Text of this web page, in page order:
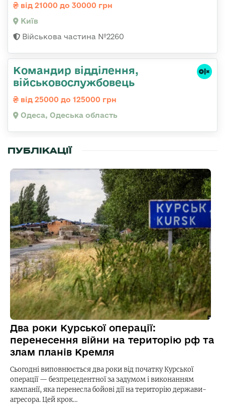
від 21000 до 30000 грн
Київ
Військова частина №2260
Командир відділення,
військовослужбовець
від 25000 до 125000 грн
Одеса, Одеська область
ПУБЛІКАЦІЇ
Два роки Курської операції:
перенесення війни на територію рф та
злам планів Кремля
Сьогодні виповнюється два роки від початку Курської
операції — безпрецедентної за задумом і виконанням
кампанії, яка перенесла бойові дії на територію держави-
агресора. Цей крок…